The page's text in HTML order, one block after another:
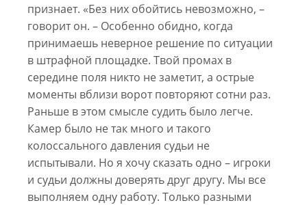
признает. «Без них обойтись невозможно, –
говорит он. – Особенно обидно, когда
принимаешь неверное решение по ситуации
в штрафной площадке. Твой промах в
середине поля никто не заметит, а острые
моменты вблизи ворот повторяют сотни раз.
Раньше в этом смысле судить было легче.
Камер было не так много и такого
колоссального давления судьи не
испытывали. Но я хочу сказать одно – игроки
и судьи должны доверять друг другу. Мы все
выполняем одну работу. Только разными